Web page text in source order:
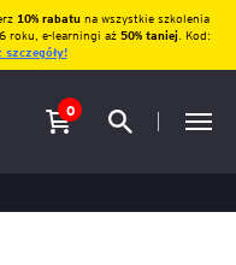
10% rabatu na wszystkie szkolenia
roku, e-learningi aż 50% taniej. Kod:
szczegóły!
0